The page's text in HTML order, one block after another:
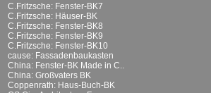
C.Fritzsche: Fenster-BK7
C.Fritzsche: Häuser-BK
C.Fritzsche: Fenster-BK8
C.Fritzsche: Fenster-BK9
C.Fritzsche: Fenster-BK10
cause: Fassadenbaukasten
China: Fenster-BK Made in C..
China: Großvaters BK
Coppenrath: Haus-Buch-BK